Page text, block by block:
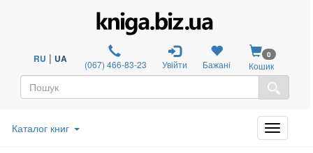
RU | UA (067) 466-83-23 Увійти Бажані
0
Кошик
Каталог книг